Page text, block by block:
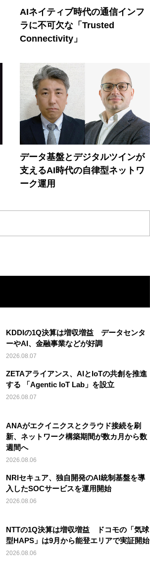
AIネイティブ時代の通信インフ
ラに不可欠な「Trusted
Connectivity」
データ基盤とデジタルツインが
支えるAI時代の自律型ネットワ
ーク運用
KDDIの1Q決算は増収増益 データセンタ
ーやAI、金融事業などが好調
2026.08.07
ZETAアライアンス、AIとIoTの共創を推進
する 「Agentic IoT Lab」を設立
2026.08.07
ANAがエクイニクスとクラウド接続を刷
新、ネットワーク構築期間が数カ月から数
週間へ
2026.08.06
NRIセキュア、独自開発のAI統制基盤を導
入したSOCサービスを運用開始
2026.08.06
NTTの1Q決算は増収増益 ドコモの「気球
型HAPS」は9月から能登エリアで実証開始
2026.08.06